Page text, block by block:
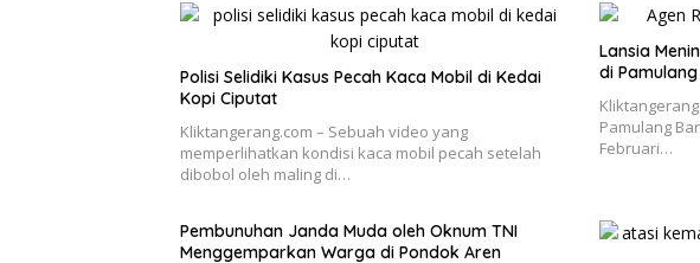
Polisi Selidiki Kasus Pecah Kaca Mobil di Kedai
Kopi Ciputat
Kliktangerang.com – Sebuah video yang
memperlihatkan kondisi kaca mobil pecah setelah
dibobol oleh maling di…
Lansia
di
Pamulang
Februari…
Pembunuhan Janda Muda oleh Oknum TNI
Menggemparkan Warga di Pondok Aren